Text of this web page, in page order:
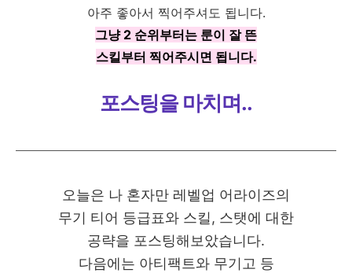
아주 좋아서 찍어주셔도 됩니다.
그냥 2 순위부터는 룬이 잘 뜬
스킬부터 찍어주시면 됩니다.
포스팅을 마치며..
오늘은 나 혼자만 레벨업 어라이즈의
무기 티어 등급표와 스킬, 스탯에 대한
공략을 포스팅해보았습니다.
다음에는 아티팩트와 무기고 등